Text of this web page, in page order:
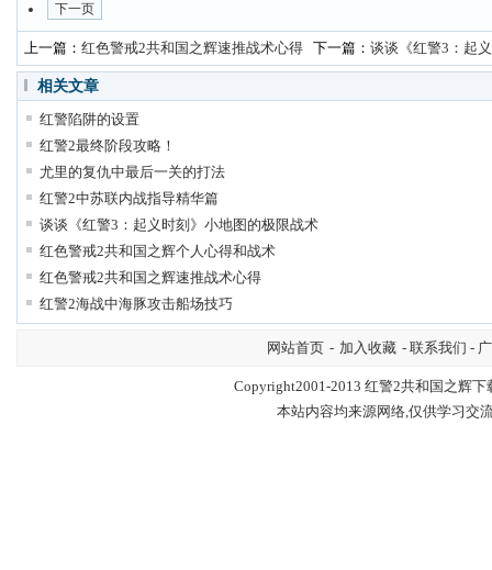
下一页
上一篇： 红色警戒2共和国之辉速推战术心得 下一篇： 谈谈《红警3：起
相关文章
红警陷阱的设置
红警2最终阶段攻略！
尤里的复仇中最后一关的打法
红警2中苏联内战指导精华篇
谈谈《红警3：起义时刻》小地图的极限战术
红色警戒2共和国之辉个人心得和战术
红色警戒2共和国之辉速推战术心得
红警2海战中海豚攻击船场技巧
网站首页 - 加入收藏 - 联系我们 -
Copyright2001-2013 红警2共和国之辉下
本站内容均来源网络,仅供学习交